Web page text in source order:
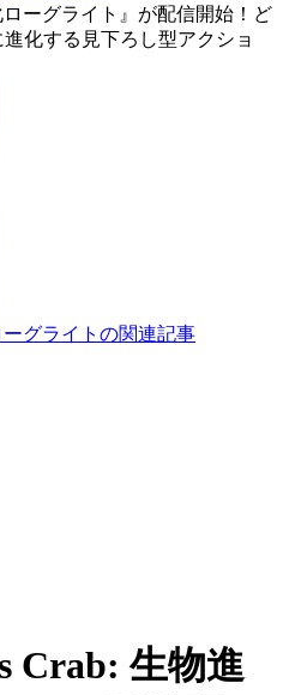
ローグライト』が配信開始！ど
化する見下ろし型アクショ
ーグライトの関連記事
Crab: 生物進